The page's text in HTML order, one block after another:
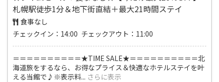
札幌駅徒歩1分＆地下街直結＋最大21時間ステイ
食事なし
チェックイン：14:00 チェックアウト：11:00
＝＝＝＝＝＝＝＝＝＝★TIME SALE★＝＝＝＝＝＝＝＝＝＝北
海道旅をするなら、お得なプライス＆快適なホテルステイを叶
える当館で♪※表示料... さらに表示